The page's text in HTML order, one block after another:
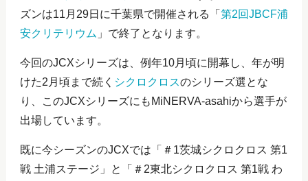
ズンは11月29日に千葉県で開催される「 第2回JBCF浦
安クリテリウム 」で終了となります。
今回のJCXシリーズは、例年10月頃に開幕し、年が明
けた2月頃まで続く シクロクロスのシリーズ選とな
り、このJCXシリーズにもMiNERVA-asahiから選手が
出場しています。
既に今シーズンのJCXでは「＃1茨城シクロクロス 第1
戦 土浦ステージ」と「＃2東北シクロクロス 第1戦 わ